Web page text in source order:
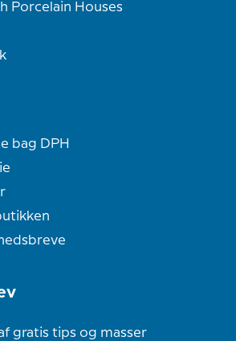
Porcelain Houses
bag DPH
gratis tips og masser